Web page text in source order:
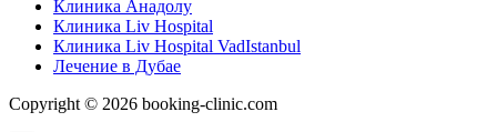
Клиника Анадолу
Клиника Liv Hospital
Клиника Liv Hospital VadIstanbul
Лечение в Дубае
Copyright © 2026 booking-clinic.com